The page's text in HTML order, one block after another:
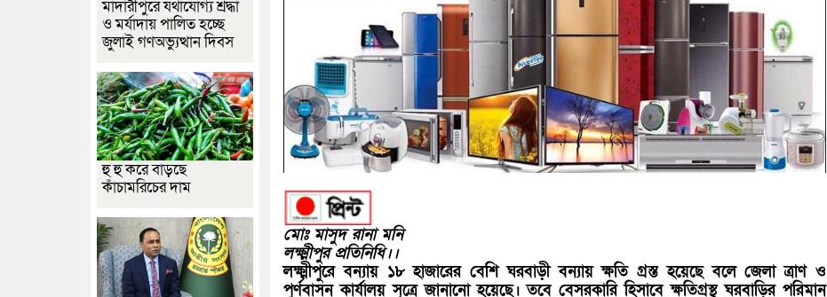
মোঃ মাসুদ রানা মনি
লক্ষ্মীপুর প্রতিনিধি।।
লক্ষ্মীপুরে বন্যায় ১৮ হাজারের বেশি ঘরবাড়ী বন্যায় ক্ষতি গ্রস্ত হয়েছে বলে জেলা ত্রাণ ও
পুর্ণবাসন কার্যালয় সূত্রে জানানো হয়েছে। তবে বেসরকারি হিসাবে ক্ষতিগ্রস্থ ঘরবাড়ির পরিমান
মাদারীপুরে যথাযোগ্য শ্রদ্ধা
ও মর্যাদায় পালিত হচ্ছে
জুলাই গণঅভ্যুত্থান দিবস
হু হু করে বাড়ছে
কাঁচামরিচের দাম